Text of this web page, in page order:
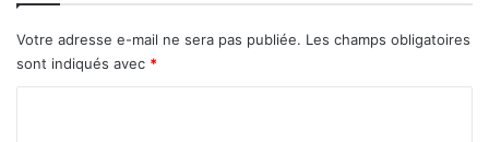
m
e
s
t
i
o
Votre adresse e-mail ne sera pas publiée. Les champs obligatoires
sont indiqués avec *